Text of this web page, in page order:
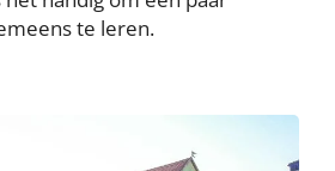
te leren.